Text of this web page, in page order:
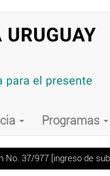
Programas
No. 37/977 [ingreso de